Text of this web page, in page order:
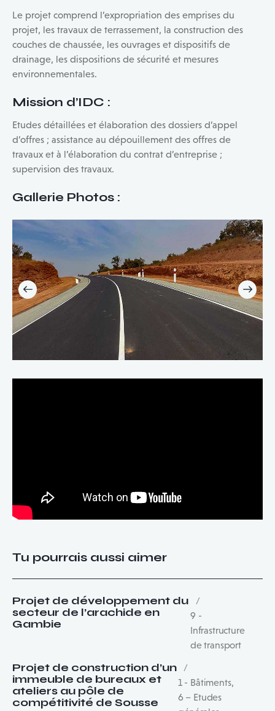
Le projet comprend l’expropriation des emprises du
projet, les travaux de terrassement, la construction des
couches de chaussée, les ouvrages et dispositifs de
drainage, les dispositions de sécurité et mesures
environnementales.
Mission d’IDC :
Etudes détaillées et élaboration des dossiers d’appel
d’offres ; assistance au dépouillement des offres de
travaux et à l’élaboration du contrat d’entreprise ;
supervision des travaux.
Gallerie Photos :
Tu pourrais aussi aimer
9 -
Infrastructure
de transport
Projet de développement du
secteur de l’arachide en
Gambie
1 - Bâtiments,
6 – Etudes
Projet de construction d’un
immeuble de bureaux et
ateliers au pôle de
compétitivité de Sousse